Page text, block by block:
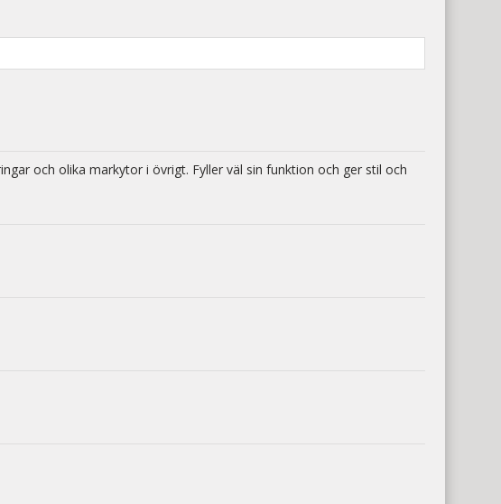
och olika markytor i övrigt. Fyller väl sin funktion och ger stil och